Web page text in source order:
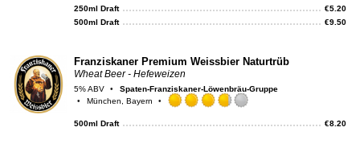
Untappd
250ml Draft €5.20
500ml Draft
€9.50
Franziskaner Premium Weissbier Naturtrüb
Wheat Beer - Hefeweizen
5% ABV
Spaten-Franziskaner-Löwenbräu-Gruppe
München, Bayern
500ml Draft €8.20